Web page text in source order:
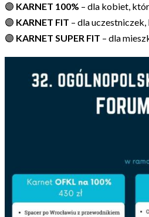
🟣 KARNET 100% – dla kobiet,
🟣 KARNET FIT – dla
🟣 KARNET SUPER FIT – dla